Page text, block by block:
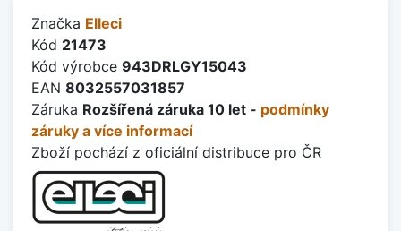
Značka Elleci
Kód 21473
Kód výrobce 943DRLGY15043
EAN 8032557031857
Záruka Rozšířená záruka 10 let - podmínky
záruky a více informací
Zboží pochází z oficiální distribuce pro ČR